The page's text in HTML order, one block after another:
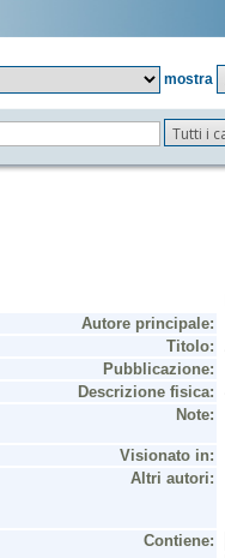
mostra
Tutti i